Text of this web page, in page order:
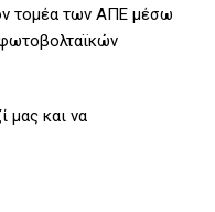
τομέα των ΑΠΕ μέσω
μας και να